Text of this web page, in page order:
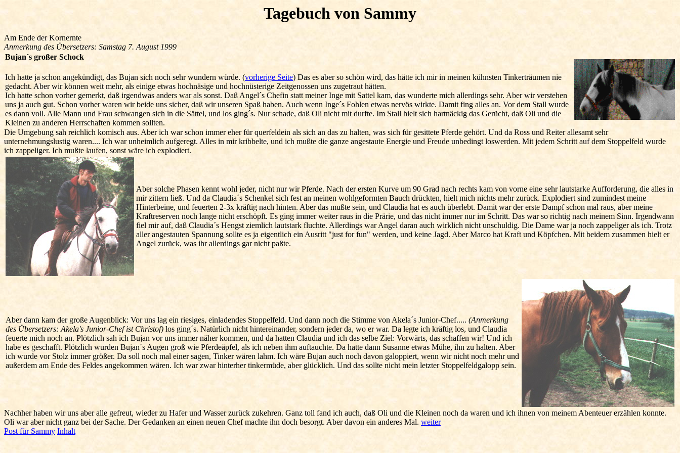
Tagebuch von Sammy
Am Ende der Kornernte
Anmerkung des Übersetzers: Samstag 7. August 1999
Bujan´s großer Schock
Ich hatte ja schon angekündigt, das Bujan sich noch sehr wundern würde. (vorherige Seite) Das es aber so schön wird, das hätte ich mir in meinen kühnsten Tinkerträumen nie
gedacht. Aber wir können weit mehr, als einige etwas hochnäsige und hochnüsterige Zeitgenossen uns zugetraut hätten.
Ich hatte schon vorher gemerkt, daß irgendwas anders war als sonst. Daß Angel´s Chefin statt meiner Inge mit Sattel kam, das wunderte mich allerdings sehr. Aber wir verstehen
uns ja auch gut. Schon vorher waren wir beide uns sicher, daß wir unseren Spaß haben. Auch wenn Inge´s Fohlen etwas nervös wirkte. Damit fing alles an. Vor dem Stall wurde
es dann voll. Alle Mann und Frau schwangen sich in die Sättel, und los ging´s. Nur schade, daß Oli nicht mit durfte. Im Stall hielt sich hartnäckig das Gerücht, daß Oli und die
Kleinen zu anderen Herrschaften kommen sollten.
Die Umgebung sah reichlich komisch aus. Aber ich war schon immer eher für querfeldein als sich an das zu halten, was sich für gesittete Pferde gehört. Und da Ross und Reiter allesamt sehr
unternehmungslustig waren.... Ich war unheimlich aufgeregt. Alles in mir kribbelte, und ich mußte die ganze angestaute Energie und Freude unbedingt loswerden. Mit jedem Schritt auf dem Stoppelfeld wurde
ich zappeliger. Ich mußte laufen, sonst wäre ich explodiert.
Aber solche Phasen kennt wohl jeder, nicht nur wir Pferde. Nach der ersten Kurve um 90 Grad nach rechts kam von vorne eine sehr lautstarke Aufforderung, die alles in
mir zittern ließ. Und da Claudia´s Schenkel sich fest an meinen wohlgeformten Bauch drückten, hielt mich nichts mehr zurück. Explodiert sind zumindest meine
Hinterbeine, und feuerten 2-3x kräftig nach hinten. Aber das mußte sein, und Claudia hat es auch überlebt. Damit war der erste Dampf schon mal raus, aber meine
Kraftreserven noch lange nicht erschöpft. Es ging immer weiter raus in die Prärie, und das nicht immer nur im Schritt. Das war so richtig nach meinem Sinn. Irgendwann
fiel mir auf, daß Claudia´s Hengst ziemlich lautstark fluchte. Allerdings war Angel daran auch wirklich nicht unschuldig. Die Dame war ja noch zappeliger als ich. Trotz
aller angestauten Spannung sollte es ja eigentlich ein Ausritt "just for fun" werden, und keine Jagd. Aber Marco hat Kraft und Köpfchen. Mit beidem zusammen hielt er
Angel zurück, was ihr allerdings gar nicht paßte.
Aber dann kam der große Augenblick: Vor uns lag ein riesiges, einladendes Stoppelfeld. Und dann noch die Stimme von Akela´s Junior-Chef..... (Anmerkung
des Übersetzers: Akela's Junior-Chef ist Christof) los ging´s. Natürlich nicht hintereinander, sondern jeder da, wo er war. Da legte ich kräftig los, und Claudia
feuerte mich noch an. Plötzlich sah ich Bujan vor uns immer näher kommen, und da hatten Claudia und ich das selbe Ziel: Vorwärts, das schaffen wir! Und ich
habe es geschafft. Plötzlich wurden Bujan´s Augen groß wie Pferdeäpfel, als ich neben ihm auftauchte. Da hatte dann Susanne etwas Mühe, ihn zu halten. Aber
ich wurde vor Stolz immer größer. Da soll noch mal einer sagen, Tinker wären lahm. Ich wäre Bujan auch noch davon galoppiert, wenn wir nicht noch mehr und
außerdem am Ende des Feldes angekommen wären. Ich war zwar hinterher tinkermüde, aber glücklich. Und das sollte nicht mein letzter Stoppelfeldgalopp sein.
Nachher haben wir uns aber alle gefreut, wieder zu Hafer und Wasser zurück zukehren. Ganz toll fand ich auch, daß Oli und die Kleinen noch da waren und ich ihnen von meinem Abenteuer erzählen konnte.
Oli war aber nicht ganz bei der Sache. Der Gedanken an einen neuen Chef machte ihn doch besorgt. Aber davon ein anderes Mal. weiter
Post für Sammy Inhalt